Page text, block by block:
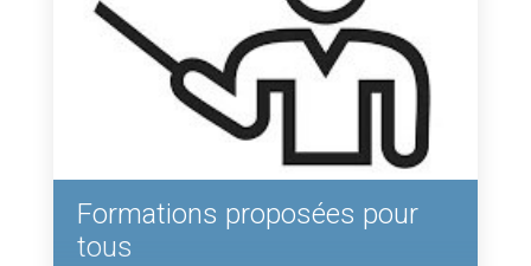
Formations proposées pour
tous